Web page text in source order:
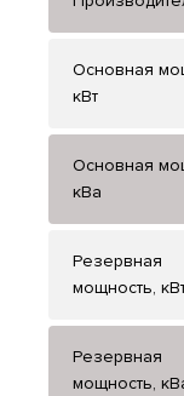
Основная
кВт
Основная
кВа
Резервная
мощность,
Резервная
мощность,